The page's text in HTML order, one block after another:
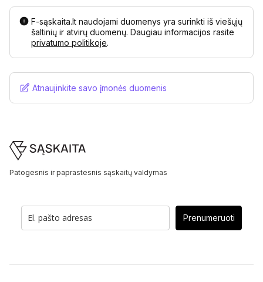
F-sąskaita.lt naudojami duomenys yra surinkti iš viešųjų
šaltinių ir atvirų duomenų. Daugiau informacijos rasite
privatumo politikoje.
Atnaujinkite savo įmonės duomenis
Footer
Patogesnis ir paprastesnis sąskaitų valdymas
Prenumeruoti